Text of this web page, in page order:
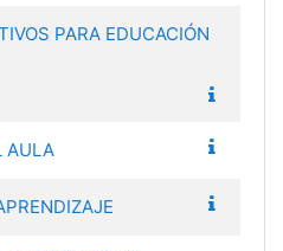
PARA EDUCACIÓN
AULA